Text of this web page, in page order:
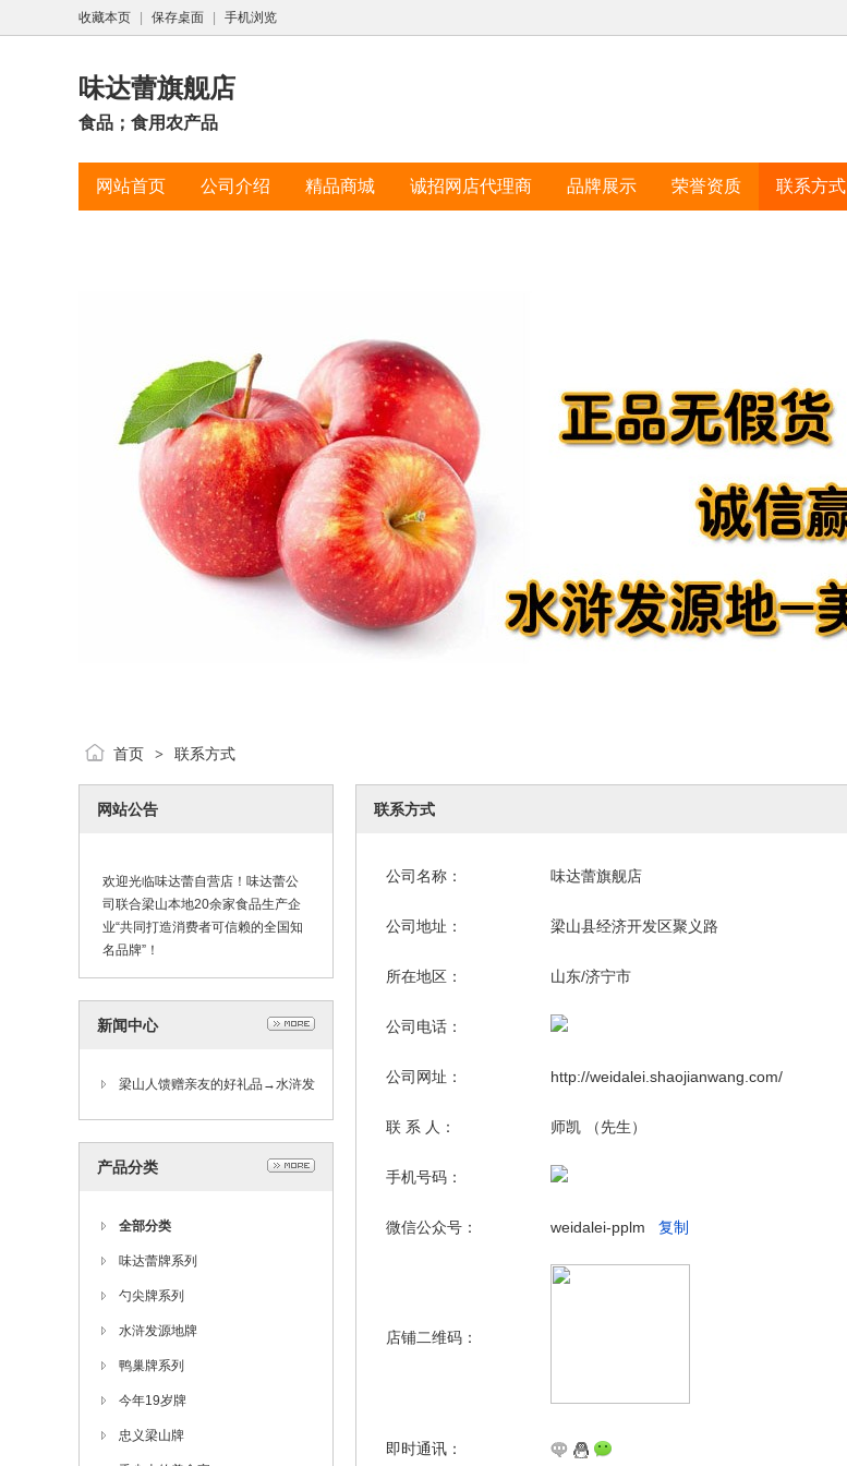
收藏本页 保存桌面 手机浏览
味达蕾旗舰店
食品；食用农产品
网站首页 公司介绍 精品商城 诚招网店代理商 品牌展示 荣誉资质 联系方式
首页 > 联系方式
网站公告
欢迎光临味达蕾自营店！味达蕾公
司联合梁山本地20余家食品生产企
业“共同打造消费者可信赖的全国知
名品牌”！
新闻中心
梁山人馈赠亲友的好礼品→水浒发
源地牌系列美食零点大礼包！
产品分类
全部分类
味达蕾牌系列
勺尖牌系列
水浒发源地牌
鸭巢牌系列
今年19岁牌
忠义梁山牌
联系方式
公司名称： 味达蕾旗舰店
公司地址： 梁山县经济开发区聚义路
所在地区： 山东/济宁市
公司电话：
公司网址： http://weidalei.shaojianwang.com/
联 系 人： 师凯 （先生）
手机号码：
微信公众号： weidalei-pplm 复制
店铺二维码：
即时通讯：